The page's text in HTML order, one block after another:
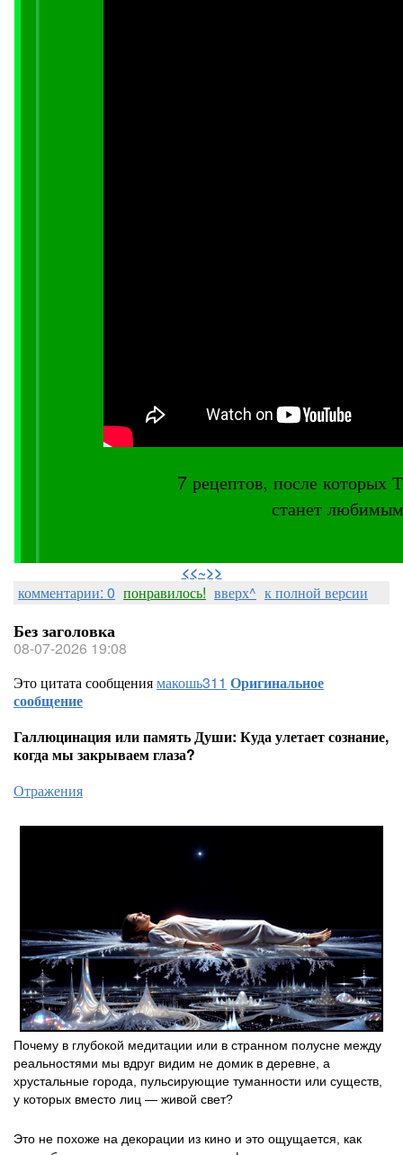
7 рецептов, после
станет
<<~>>
комментарии: 0 понравилось! вверх^ к полной версии
Без заголовка
08-07-2026 19:08
Это цитата сообщениямакошь311 Оригинальное
сообщение
Галлюцинация или память Души: Куда улетает сознание,
когда мы закрываем глаза?
Отражения
Почему в глубокой медитации или в странном полусне между
реальностями мы вдруг видим не домик в деревне, а
хрустальные города, пульсирующие туманности или существ,
у которых вместо лиц — живой свет?
Это не похоже на декорации из кино и это ощущается, как